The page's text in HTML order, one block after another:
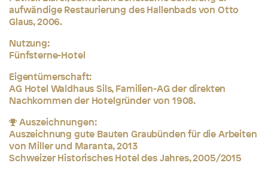
aufwändige Restaurierung des Hallenbads von Otto
Glaus, 2006.
Nutzung:
Fünfsterne-Hotel
Eigentümerschaft:
AG Hotel Waldhaus Sils, Familien-AG der direkten
Nachkommen der Hotelgründer von 1908.
Auszeichnungen:
Auszeichnung gute Bauten Graubünden für die Arbeiten
von Miller und Maranta, 2013
Schweizer Historisches Hotel des Jahres, 2005/2015